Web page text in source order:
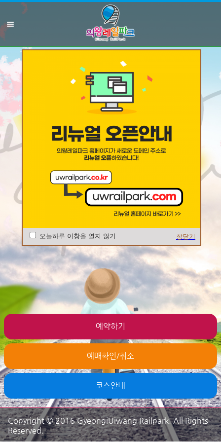
오늘하루 이창을 열지 않기 창닫기
예약하기
예매확인/취소
코스안내
Copyright © 2016 GyeongiUiwang Railpark. All Rights
Reserved.